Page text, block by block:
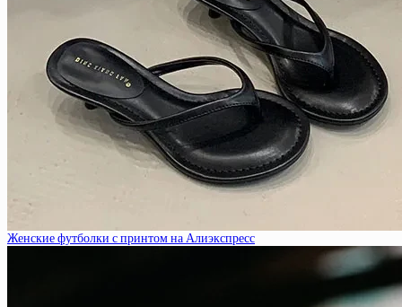
Женские футболки с принтом на Алиэкспресс